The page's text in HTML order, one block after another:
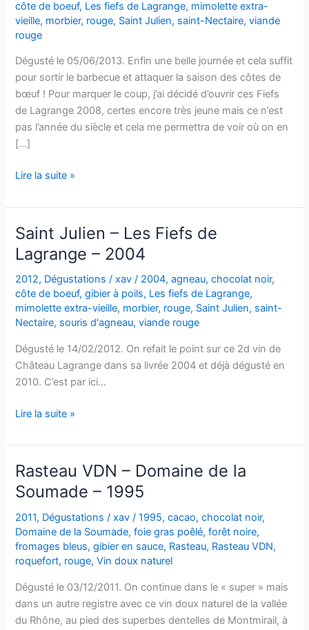
côte de boeuf, Les fiefs de Lagrange, mimolette extra-
vieille, morbier, rouge, Saint Julien, saint-Nectaire,viande
rouge
Dégusté le 05/06/2013. Enfin une belle journée et cela suffit
pour sortir le barbecue et attaquer la saison des côtes de
bœuf ! Pour marquer le coup, j’ai décidé d’ouvrir ces Fiefs
de Lagrange 2008, certes encore très jeune mais ce n’est
pas l’année du siècle et cela me permettra de voir où on en
[…]
Saint-
–
Les
Fiefs
de
Lagrange
–
2008
Lire la suite »
Saint Julien – Les Fiefs de
Lagrange – 2004
2012, Dégustations /xav/ 2004,agneau,chocolat noir,
côte de boeuf,gibier à poils, Les fiefs de Lagrange,
mimolette extra-vieille, morbier, rouge, Saint Julien, saint-
Nectaire, souris d'agneau,viande rouge
Dégusté le 14/02/2012. On refait le point sur ce 2d vin de
Château Lagrange dans sa livrée 2004 et déjà dégusté en
2010. C’est par ici…
Saint
–
Les
Fiefs
de
Lagrange
–
2004
Lire la suite »
Rasteau VDN – Domaine de la
Soumade – 1995
2011, Dégustations /xav/1995,cacao,chocolat noir,
Domaine de la Soumade,foie gras poêlé,forêt noire,
fromages bleus,gibier en sauce, Rasteau, Rasteau VDN,
roquefort, rouge,Vin doux naturel
Dégusté le 03/12/2011. On continue dans le « super » mais
dans un autre registre avec ce vin doux naturel de la vallée
du Rhône, au pied des superbes dentelles de Montmirail, à